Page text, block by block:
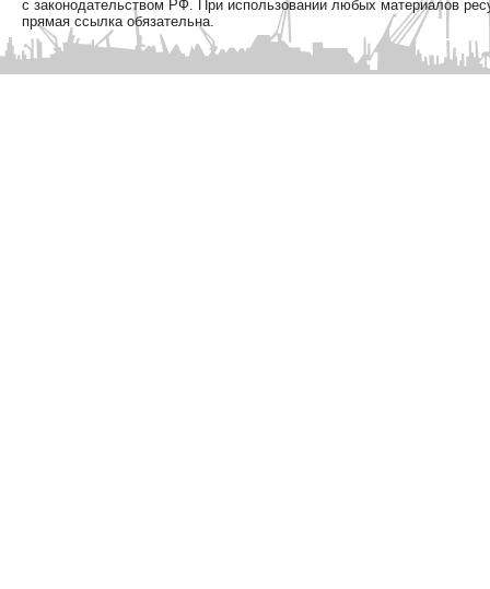
с законодательством РФ. При использовании любых материалов
прямая ссылка обязательна.